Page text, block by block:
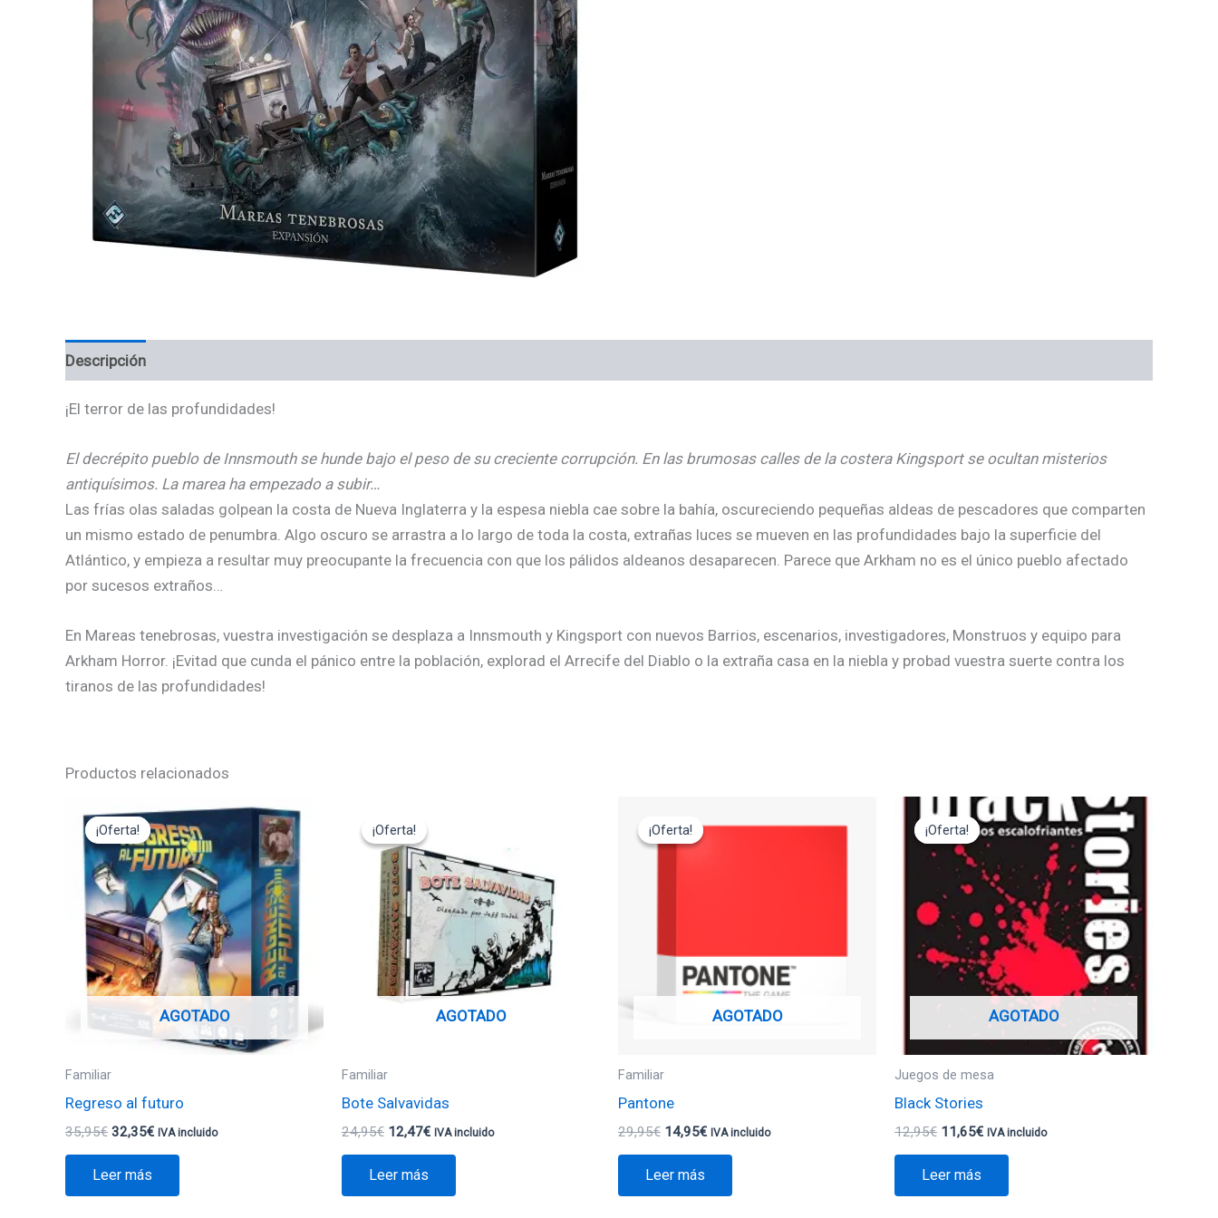
Descripción
¡El terror de las profundidades!
El decrépito pueblo de Innsmouth se hunde bajo el peso de su creciente corrupción. En las brumosas calles de la costera Kingsport se ocultan misterios
antiquísimos. La marea ha empezado a subir…
Las frías olas saladas golpean la costa de Nueva Inglaterra y la espesa niebla cae sobre la bahía, oscureciendo pequeñas aldeas de pescadores que comparten
un mismo estado de penumbra. Algo oscuro se arrastra a lo largo de toda la costa, extrañas luces se mueven en las profundidades bajo la superficie del
Atlántico, y empieza a resultar muy preocupante la frecuencia con que los pálidos aldeanos desaparecen. Parece que Arkham no es el único pueblo afectado
por sucesos extraños…
En Mareas tenebrosas, vuestra investigación se desplaza a Innsmouth y Kingsport con nuevos Barrios, escenarios, investigadores, Monstruos y equipo para
Arkham Horror. ¡Evitad que cunda el pánico entre la población, explorad el Arrecife del Diablo o la extraña casa en la niebla y probad vuestra suerte contra los
tiranos de las profundidades!
Productos relacionados
¡Oferta!
AGOTADO
¡Oferta!
Familiar
Regreso al futuro
35,95€
precio
original
era:
35,95€.
32,35€
precio
actual
es:
32,35€.
IVA incluido
Leer más
¡Oferta!
AGOTADO
¡Oferta!
Familiar
Bote Salvavidas
24,95€
precio
original
era:
24,95€.
12,47€
es:
12,47€.
IVA incluido
Leer más
¡Oferta!
AGOTADO
¡Oferta!
Familiar
Pantone
29,95€
precio
original
14,95€
precio
IVA incluido
Leer más
¡Oferta!
AGOTADO
¡Oferta!
Juegos de mesa
Black Stories
12,95€
precio
original
era:
12,95€.
11,65€
El
precio
actual
11,65€.
IVA incluido
Leer más